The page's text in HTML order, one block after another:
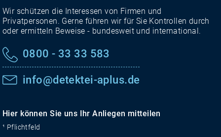
Wir schützen die Interessen von Firmen und
Privatpersonen. Gerne führen wir für Sie Kontrollen durch
oder ermitteln Beweise - bundesweit und international.
0800 - 33 33 583
info@detektei-aplus.de
Hier können Sie uns Ihr Anliegen mitteilen
¹ Pflichtfeld